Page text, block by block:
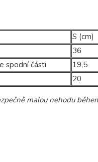
S (cm)
36
spodní části
19,5
20
malou nehodu